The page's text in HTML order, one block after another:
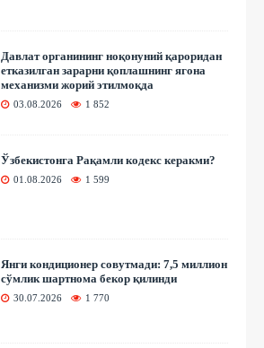
Давлат органининг ноқонуний қароридан
етказилган зарарни қоплашнинг ягона
механизми жорий этилмоқда
03.08.2026 1 852
Ўзбекистонга Рақамли кодекс керакми?
01.08.2026 1 599
Янги кондиционер совутмади: 7,5 миллион
сўмлик шартнома бекор қилинди
30.07.2026 1 770